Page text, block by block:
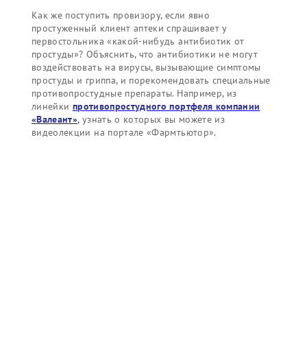
Как же поступить провизору, если явно
простуженный клиент аптеки спрашивает у
первостольника «какой-нибудь антибиотик от
простуды»? Объяснить, что антибиотики не могут
воздействовать на вирусы, вызывающие симптомы
простуды и гриппа, и порекомендовать специальные
противопростудные препараты. Например, из
линейки противопростудного портфеля компании
«Валеант», узнать о которых вы можете из
видеолекции на портале «Фармтьютор».